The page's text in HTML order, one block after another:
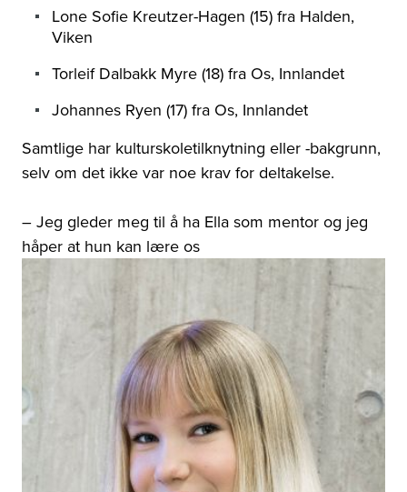
Lone Sofie Kreutzer-Hagen (15) fra Halden,
Viken
Torleif Dalbakk Myre (18) fra Os, Innlandet
Johannes Ryen (17) fra Os, Innlandet
Samtlige har kulturskoletilknytning eller -bakgrunn,
selv om det ikke var noe krav for deltakelse.
– Jeg gleder meg til å ha Ella som mentor og jeg
håper at hun kan lære os